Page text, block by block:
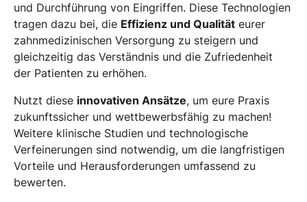
und Durchführung von Eingriffen. Diese Technologien
tragen dazu bei, die Effizienz und Qualität eurer
zahnmedizinischen Versorgung zu steigern und
gleichzeitig das Verständnis und die Zufriedenheit
der Patienten zu erhöhen.
Nutzt diese innovativen Ansätze, um eure Praxis
zukunftssicher und wettbewerbsfähig zu machen!
Weitere klinische Studien und technologische
Verfeinerungen sind notwendig, um die langfristigen
Vorteile und Herausforderungen umfassend zu
bewerten.